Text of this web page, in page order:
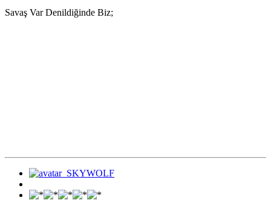
Savaş Var Denildiğinde Biz;